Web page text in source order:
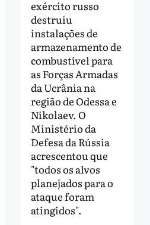
exército russo
destruiu
instalações de
armazenamento de
combustível para
as Forças Armadas
da Ucrânia na
região de Odessa e
Nikolaev. O
Ministério da
Defesa da Rússia
acrescentou que
"todos os alvos
planejados para o
ataque foram
atingidos".